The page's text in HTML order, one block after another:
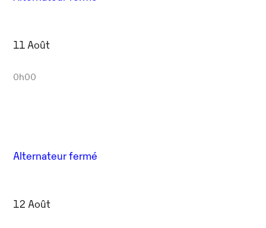
11 Août
0h00
Alternateur fermé
12 Août